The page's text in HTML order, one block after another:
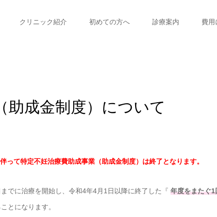
クリニック紹介 初めての方へ 診療案内 費用
助成金制度）について
って特定不妊治療費助成事業（助成金制度）は終了となります。
でに治療を開始し、令和4年4月1日以降に終了した『 年度をまたぐ1
とになります。